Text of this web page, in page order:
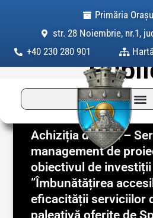
Primăria
str. 28 Noiembrie, nr.1,
+40 230 280 901
Category:
Achiziția directă –
management de
obiectivul de investiții
”Îmbunătățirea
eficacității serviciilor
paleativă oferite de
PagePage